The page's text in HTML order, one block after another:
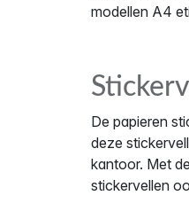
modellen A4
De papieren
deze
kantoor. Met
stickervellen